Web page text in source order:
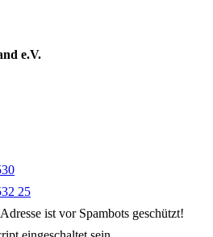
e.V.
25
ist vor Spambots geschützt!